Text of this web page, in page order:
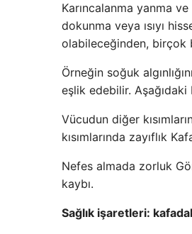
Karıncalanma yanma
dokunma veya ısıyı
olabileceğinden, birçok
Örneğin soğuk
eşlik edebilir.
Vücudun diğer
kısımlarında zayıflık
Nefes almada zorluk
kaybı.
Sağlık işaretleri: